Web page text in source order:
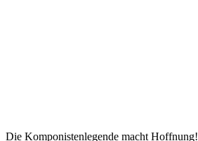
Die Komponistenlegende macht Hoffnung!